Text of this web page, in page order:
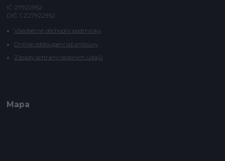
IČ: 27922952
DIČ: CZ27922952
Všeobecné obchodní podmínky
Online odstoupení od smlouvy
Zásady ochrany osobních údajů
Mapa